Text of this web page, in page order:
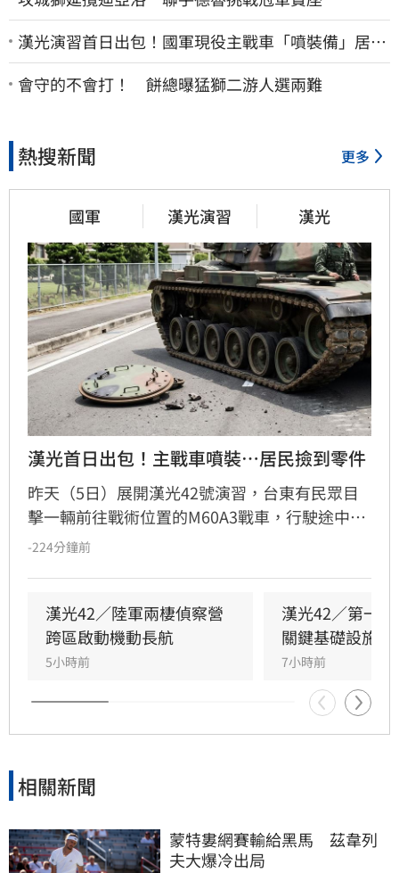
漢光演習首日出包！國軍現役主戰車「噴裝備」居民
撿到零件…軍方說話了
會守的不會打！ 餅總曝猛獅二游人選兩難
熱搜新聞 更多
國軍 漢光演習 漢光
漢光首日出包！主戰車噴裝…居民撿到零件
昨天（5日）展開漢光42號演習，台東有民眾目
擊一輛前往戰術位置的M60A3戰車，行駛途中駕
駛逃生門竟意外脫落，畫面曝光後引發網路熱
-224分鐘前
漢光42／陸軍兩棲偵察營
跨區啟動機動長航
5小時前
漢光42／第一
關鍵基礎設施防
7小時前
相關新聞
蒙特婁網賽輸給黑馬　茲韋列
夫大爆冷出局